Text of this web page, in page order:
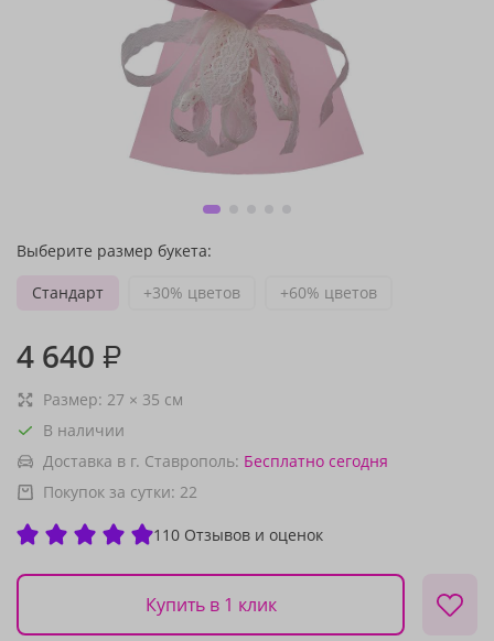
Выберите размер букета:
Стандарт
+30% цветов +60% цветов
4 640 ₽
Размер: 27 × 35 см
В наличии
Доставка в г. Ставрополь: Бесплатно сегодня
Покупок за сутки: 22
110 Отзывов и оценок
Купить в 1 клик